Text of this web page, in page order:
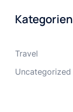
Kategorien
Travel
Uncategorized